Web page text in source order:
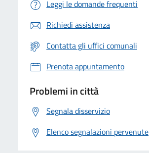
Leggi le domande frequenti
Richiedi assistenza
Contatta gli uffici comunali
Prenota appuntamento
Problemi in città
Segnala disservizio
Elenco segnalazioni pervenute